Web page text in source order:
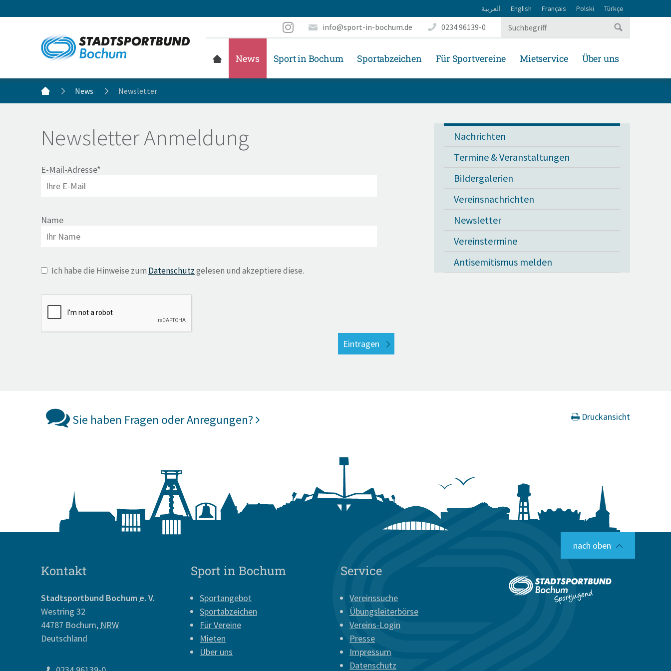
العربية English Français Polski Türkçe
info@sport-in-bochum.de 0234 96139-0
News Sport in Bochum Sportabzeichen Für Sportvereine Mietservice Über uns
News Newsletter
Newsletter Anmeldung
E-Mail-Adresse*
Name
Ich habe die Hinweise zum Datenschutzgelesen und akzeptiere diese.
Nachrichten
Termine & Veranstaltungen
Bildergalerien
Vereinsnachrichten
Newsletter
Vereinstermine
Antisemitismus melden
Sie haben Fragen oder Anregungen? Druckansicht
nach oben
Kontakt
Stadtsportbund Bochum e. V.
Westring 32
44787 Bochum, NRW
Deutschland
Sport in Bochum
Sportangebot
Sportabzeichen
Für Vereine
Mieten
Über uns
Service
Vereinssuche
Übungsleiterbörse
Vereins-Login
Presse
Impressum
Datenschutz